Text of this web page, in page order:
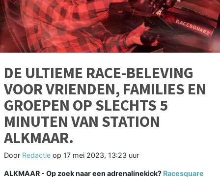
DE ULTIEME RACE-BELEVING
VOOR VRIENDEN, FAMILIES EN
GROEPEN OP SLECHTS 5
MINUTEN VAN STATION
ALKMAAR.
Door Redactie op 17 mei 2023, 13:23 uur
ALKMAAR - Op zoek naar een adrenalinekick? Racesquare